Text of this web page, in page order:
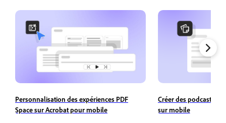
Personnalisation des expériences PDF
Space sur Acrobat pour mobile
Créer des podcasts à
sur mobile